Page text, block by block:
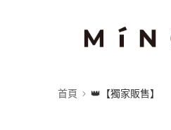
首頁 👑【獨家販售】